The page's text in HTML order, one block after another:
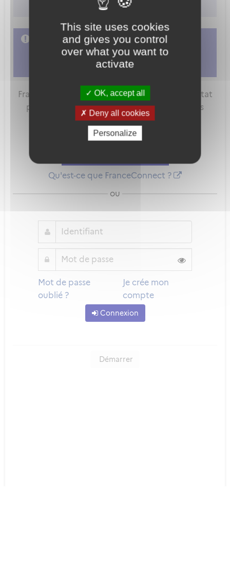
This site uses cookies
and gives you control
over what you want to
activate
OK, accept all
Deny all cookies
Personalize
adresser sa demande sur METEOR.
L'accès à cette démarche ne vous est pas
autorisé. Afin d'y avoir accès, vous devez
vous connecterouvous créer un compte
FranceConnect est la solution proposée par l'Etat
pour sécuriser et simplifier la connexion à vos
services en ligne.
Qu'est-ce que FranceConnect ?
ou
Mot de passe
oublié ?
Je crée mon
compte
Connexion
Démarrer